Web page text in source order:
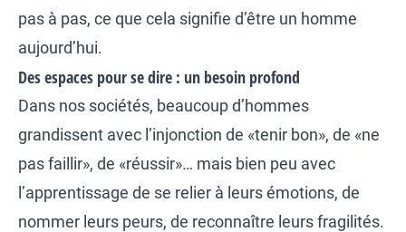
pas à pas, ce que cela signifie d’être un homme
aujourd’hui.
Des espaces pour se dire : un besoin profond
Dans nos sociétés, beaucoup d’hommes
grandissent avec l’injonction de «tenir bon», de «ne
pas faillir», de «réussir»… mais bien peu avec
l’apprentissage de se relier à leurs émotions, de
nommer leurs peurs, de reconnaître leurs fragilités.